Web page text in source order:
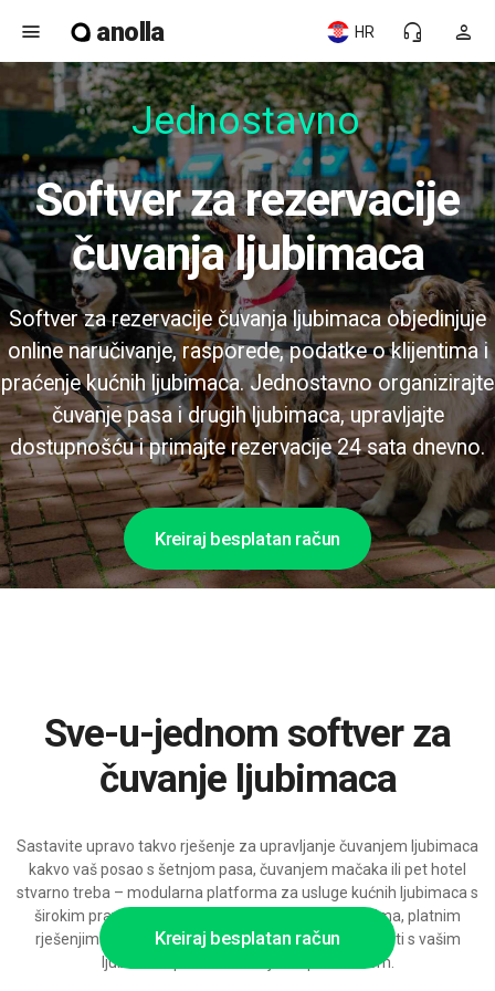
menu anolla person
headset_mic
HR
Jednostavno za
Softver za rezervacije
čuvanja ljubimaca
Softver za rezervacije čuvanja ljubimaca objedinjuje
online naručivanje, rasporede, podatke o klijentima i
praćenje kućnih ljubimaca. Jednostavno organizirajte
čuvanje pasa i drugih ljubimaca, upravljajte
dostupnošću i primajte rezervacije 24 sata dnevno.
Kreiraj besplatan račun
Kreiraj besplatan račun
Sve-u-jednom softver za
čuvanje ljubimaca
Sastavite upravo takvo rješenje za upravljanje čuvanjem ljubimaca
kakvo vaš posao s šetnjom pasa, čuvanjem mačaka ili pet hotel
stvarno treba – modularna platforma za usluge kućnih ljubimaca s
širokim pravilima rezervacija, upravljanjem klijentima, platnim
rješenjima i mogućnostima integracije, spremna rasti s vašim
ljubaznim prema životinjama poduzećem.